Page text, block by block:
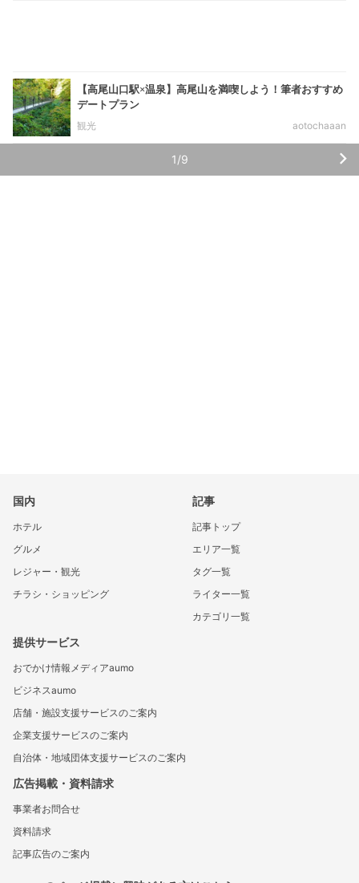
【高尾山口駅×温泉】高尾山を満喫しよう！筆者おすすめ
デートプラン
観光
aotochaaan
1/9
国内
ホテル
グルメ
レジャー・観光
チラシ・ショッピング
記事
記事トップ
エリア一覧
タグ一覧
ライター一覧
カテゴリ一覧
提供サービス
おでかけ情報メディアaumo
ビジネスaumo
店舗・施設支援サービスのご案内
企業支援サービスのご案内
自治体・地域団体支援サービスのご案内
広告掲載・資料請求
事業者お問合せ
資料請求
記事広告のご案内